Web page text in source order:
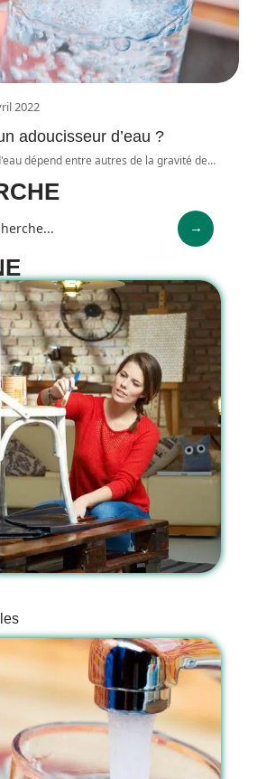
2022
adoucisseur d’eau ?
dépend entre autres de la gravité de…